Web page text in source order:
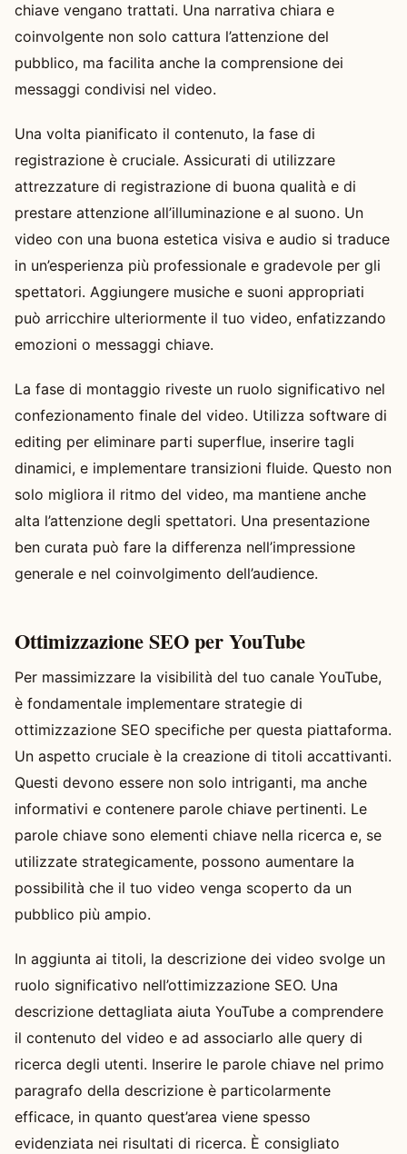
chiave vengano trattati. Una narrativa chiara e
coinvolgente non solo cattura l’attenzione del
pubblico, ma facilita anche la comprensione dei
messaggi condivisi nel video.
Una volta pianificato il contenuto, la fase di
registrazione è cruciale. Assicurati di utilizzare
attrezzature di registrazione di buona qualità e di
prestare attenzione all’illuminazione e al suono. Un
video con una buona estetica visiva e audio si traduce
in un’esperienza più professionale e gradevole per gli
spettatori. Aggiungere musiche e suoni appropriati
può arricchire ulteriormente il tuo video, enfatizzando
emozioni o messaggi chiave.
La fase di montaggio riveste un ruolo significativo nel
confezionamento finale del video. Utilizza software di
editing per eliminare parti superflue, inserire tagli
dinamici, e implementare transizioni fluide. Questo non
solo migliora il ritmo del video, ma mantiene anche
alta l’attenzione degli spettatori. Una presentazione
ben curata può fare la differenza nell’impressione
generale e nel coinvolgimento dell’audience.
Ottimizzazione SEO per YouTube
Per massimizzare la visibilità del tuo canale YouTube,
è fondamentale implementare strategie di
ottimizzazione SEO specifiche per questa piattaforma.
Un aspetto cruciale è la creazione di titoli accattivanti.
Questi devono essere non solo intriganti, ma anche
informativi e contenere parole chiave pertinenti. Le
parole chiave sono elementi chiave nella ricerca e, se
utilizzate strategicamente, possono aumentare la
possibilità che il tuo video venga scoperto da un
pubblico più ampio.
In aggiunta ai titoli, la descrizione dei video svolge un
ruolo significativo nell’ottimizzazione SEO. Una
descrizione dettagliata aiuta YouTube a comprendere
il contenuto del video e ad associarlo alle query di
ricerca degli utenti. Inserire le parole chiave nel primo
paragrafo della descrizione è particolarmente
efficace, in quanto quest’area viene spesso
evidenziata nei risultati di ricerca. È consigliato